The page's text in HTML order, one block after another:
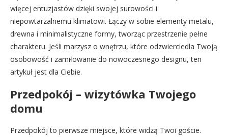
więcej entuzjastów dzięki swojej surowości i
niepowtarzalnemu klimatowi. Łączy w sobie elementy metalu,
drewna i minimalistyczne formy, tworząc przestrzenie pełne
charakteru. Jeśli marzysz o wnętrzu, które odzwierciedla Twoją
osobowość i zamiłowanie do nowoczesnego designu, ten
artykuł jest dla Ciebie.
Przedpokój – wizytówka Twojego
domu
Przedpokój to pierwsze miejsce, które widzą Twoi goście.